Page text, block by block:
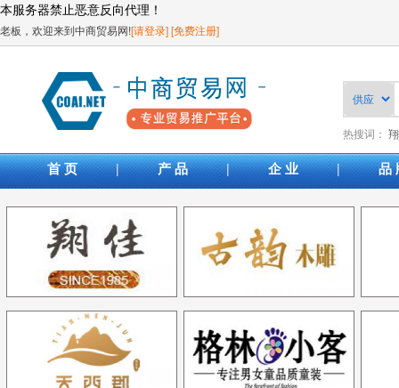
本服务器禁止恶意反向代理！
老板，欢迎来到中商贸易网![请登录][免费注册]
热搜词：
首 页 | 产 品 | 企 业 | 品